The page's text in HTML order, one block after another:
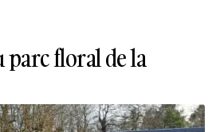
parc floral de la